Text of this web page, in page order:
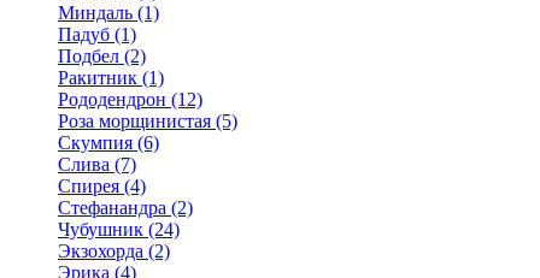
Миндаль (1)
Падуб (1)
Подбел (2)
Ракитник (1)
Рододендрон (12)
Роза морщинистая (5)
Скумпия (6)
Слива (7)
Спирея (4)
Стефанандра (2)
Чубушник (24)
Экзохорда (2)
Эрика (4)